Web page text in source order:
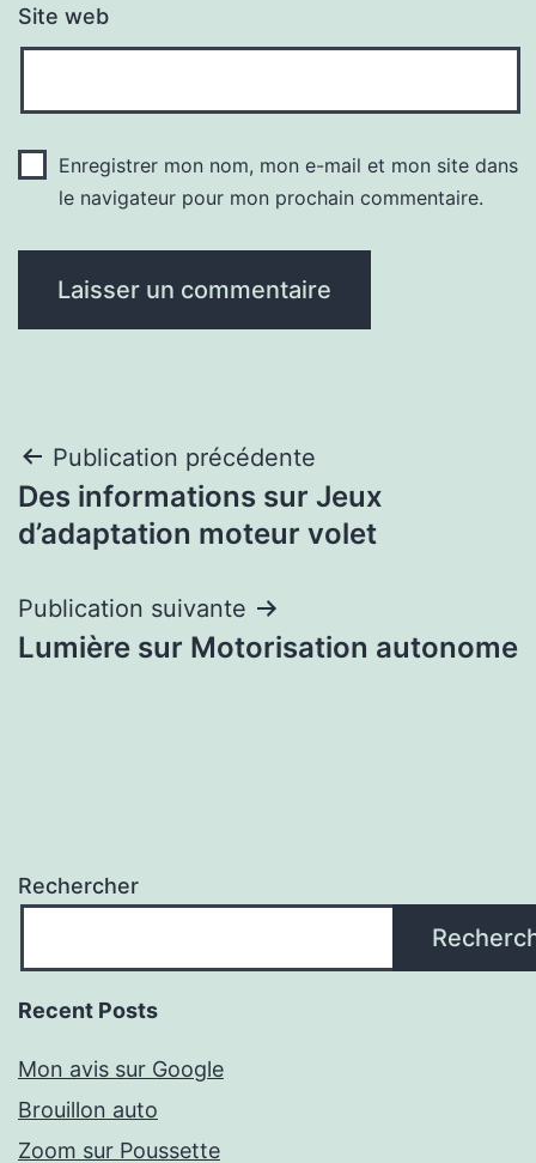
Site web
Enregistrer mon nom, mon e-mail et mon site dans
le navigateur pour mon prochain commentaire.
Navigation
de
Publication précédente
Des informations sur Jeux
d’adaptation moteur volet
Publication suivante
Lumière sur Motorisation autonome
Rechercher
Recent Posts
Mon avis sur Google
Brouillon auto
Zoom sur Poussette